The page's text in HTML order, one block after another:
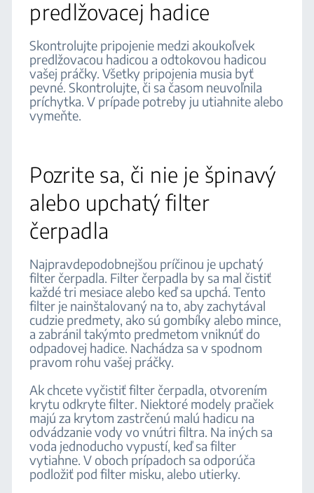
predlžovacej hadice
Skontrolujte pripojenie medzi akoukoľvek
predlžovacou hadicou a odtokovou hadicou
vašej práčky. Všetky pripojenia musia byť
pevné. Skontrolujte, či sa časom neuvoľnila
príchytka. V prípade potreby ju utiahnite alebo
vymeňte.
Pozrite sa, či nie je špinavý
alebo upchatý filter
čerpadla
Najpravdepodobnejšou príčinou je upchatý
filter čerpadla. Filter čerpadla by sa mal čistiť
každé tri mesiace alebo keď sa upchá. Tento
filter je nainštalovaný na to, aby zachytával
cudzie predmety, ako sú gombíky alebo mince,
a zabránil takýmto predmetom vniknúť do
odpadovej hadice. Nachádza sa v spodnom
pravom rohu vašej práčky.
Ak chcete vyčistiť filter čerpadla, otvorením
krytu odkryte filter. Niektoré modely pračiek
majú za krytom zastrčenú malú hadicu na
odvádzanie vody vo vnútri filtra. Na iných sa
voda jednoducho vypustí, keď sa filter
vytiahne. V oboch prípadoch sa odporúča
podložiť pod filter misku, alebo utierky.